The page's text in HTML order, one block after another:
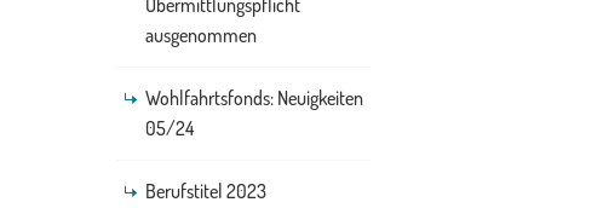
Übermittlungspflicht
ausgenommen
Wohlfahrtsfonds: Neuigkeiten
05/24
Berufstitel 2023